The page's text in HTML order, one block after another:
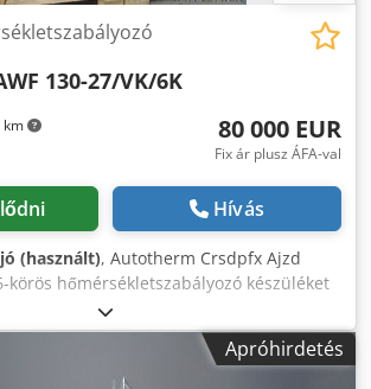
km
130-27/VK/6K
80 000 EUR
Fix ár plusz ÁFA-val
Hívás
(használt), Autotherm Crsdpfx Ajzd
körös hőmérsékletszabályozó készüléket
hűtőgép! A mellékelt műszaki rövid
tartomány: -40°C és +85°C
tartomány: -40°C ... +130°C) Megnövelt
kW a korábbi 18 kW helyett 1x
Apróhirdetés